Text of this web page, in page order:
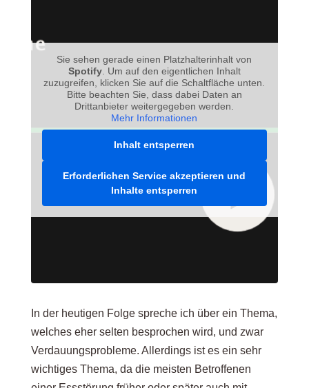
Sie sehen gerade einen Platzhalterinhalt von
Spotify. Um auf den eigentlichen Inhalt
zuzugreifen, klicken Sie auf die Schaltfläche unten.
Bitte beachten Sie, dass dabei Daten an
Drittanbieter weitergegeben werden.
Mehr Informationen
Inhalt entsperren
Erforderlichen Service akzeptieren und
Inhalte entsperren
In der heutigen Folge spreche ich über ein Thema,
welches eher selten besprochen wird, und zwar
Verdauungsprobleme. Allerdings ist es ein sehr
wichtiges Thema, da die meisten Betroffenen